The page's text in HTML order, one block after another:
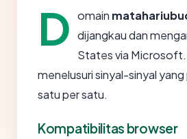
D omain
dijangkau dan
States via Microsoft.
menelusuri sinyal-sinyal yang
satu per satu.
Kompatibilitas browser